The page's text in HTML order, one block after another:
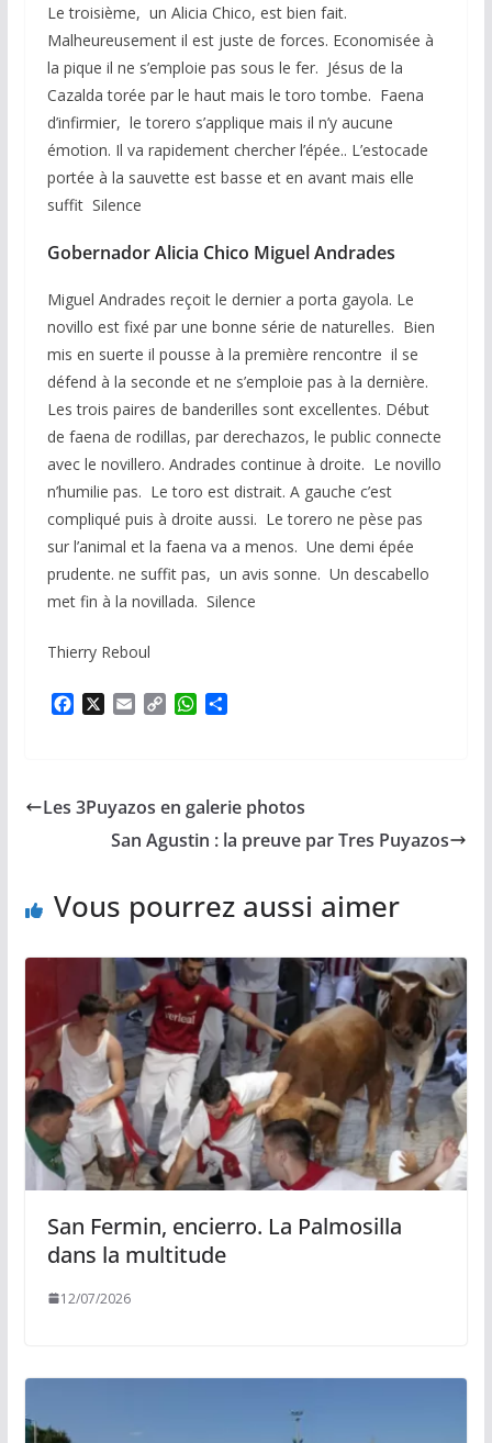
Le troisième, un Alicia Chico, est bien fait.
Malheureusement il est juste de forces. Economisée à
la pique il ne s’emploie pas sous le fer. Jésus de la
Cazalda torée par le haut mais le toro tombe. Faena
d’infirmier, le torero s’applique mais il n’y aucune
émotion. Il va rapidement chercher l’épée.. L’estocade
portée à la sauvette est basse et en avant mais elle
suffit Silence
Gobernador Alicia Chico Miguel Andrades
Miguel Andrades reçoit le dernier a porta gayola. Le
novillo est fixé par une bonne série de naturelles. Bien
mis en suerte il pousse à la première rencontre il se
défend à la seconde et ne s’emploie pas à la dernière.
Les trois paires de banderilles sont excellentes. Début
de faena de rodillas, par derechazos, le public connecte
avec le novillero. Andrades continue à droite. Le novillo
n’humilie pas. Le toro est distrait. A gauche c’est
compliqué puis à droite aussi. Le torero ne pèse pas
sur l’animal et la faena va a menos. Une demi épée
prudente. ne suffit pas, un avis sonne. Un descabello
met fin à la novillada. Silence
Thierry Reboul
o
i
n
k
W
A
p
g
e
Les 3Puyazos en galerie photos
San Agustin : la preuve par Tres Puyazos
Vous pourrez aussi aimer
San Fermin, encierro. La Palmosilla
dans la multitude
12/07/2026